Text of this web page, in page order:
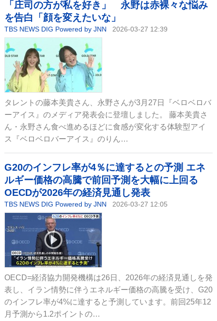
「庄司の方が私を好き」 永野は赤裸々な悩み
を告白「顔を変えたいな」
TBS NEWS DIG Powered by JNN 2026-03-27 12:39
タレントの藤本美貴さん、永野さんが3月27日『ベロベロバ
ーアイス』のメディア発表会に登壇しました。 藤本美貴さ
ん・永野さん食べ進めるほどに食感が変化する体験型アイ
ス『ベロベロバーアイス』のりん…
G20のインフレ率が4％に達するとの予測 エネ
ルギー価格の高騰で前回予測を大幅に上回る
OECDが2026年の経済見通し発表
TBS NEWS DIG Powered by JNN 2026-03-27 12:05
OECD=経済協力開発機構は26日、2026年の経済見通しを発
表し、イラン情勢に伴うエネルギー価格の高騰を受け、G20
のインフレ率が4%に達すると予測しています。前回25年12
月予測から1.2ポイントの…